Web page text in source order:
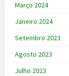
Março 2024
Janeiro 2024
Setembro 2023
Agosto 2023
Julho 2023